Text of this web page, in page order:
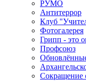
РУМО
Антитеррор
Клуб
Фотогалерея
Грипп - это
Профсоюз
Сокращение